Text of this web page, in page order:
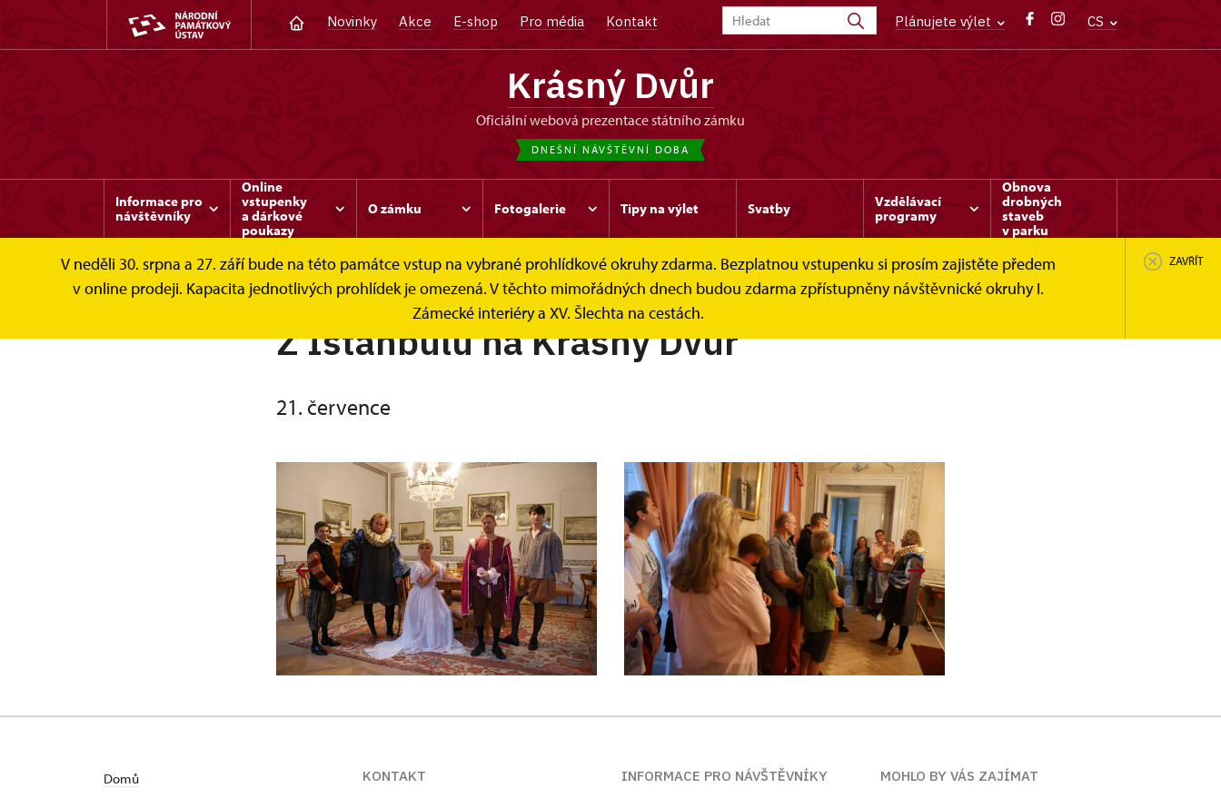
Novinky Akce E-shop Pro média Kontakt Plánujete výlet CS
Krásný Dvůr
oficiální webová prezentace státního zámku
DNEŠNÍ NÁVŠTĚVNÍ DOBA
Informace pro
návštěvníky
Online
vstupenky
a dárkové
poukazy
O zámku Fotogalerie Tipy na výlet Svatby
Vzdělávací
programy
Obnova
drobných
staveb
v parku
V neděli 30. srpna a 27. září bude na této památce vstup na vybrané prohlídkové okruhy zdarma. Bezplatnou vstupenku si prosím zajistěte předem
v online prodeji. Kapacita jednotlivých prohlídek je omezená. V těchto mimořádných dnech budou zdarma zpřístupněny návštěvnické okruhy I.
Zámecké interiéry a XV. Šlechta na cestách.
ZAVŘÍT
Z Istanbulu na Krásný Dvůr
21. července
Domů
KONTAKT
INFORMACE PRO NÁVŠTĚVNÍKY
MOHLO BY VÁS ZAJÍMAT